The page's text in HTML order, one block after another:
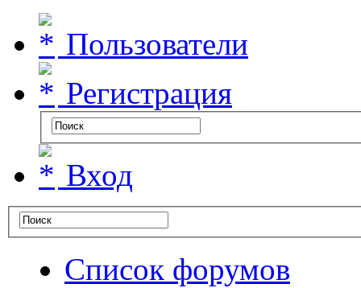
Пользователи
Регистрация
Вход
Список форумов